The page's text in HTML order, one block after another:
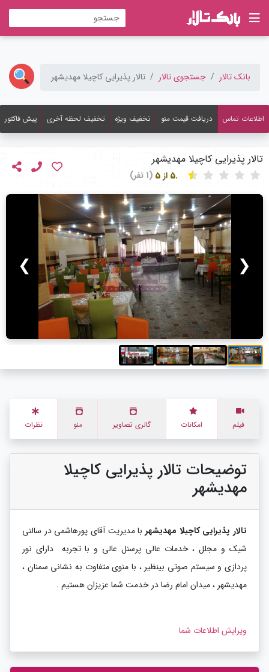
بانک تالار جستجوی تالار تالار پذیرایی کاچیلا مهدیشهر
اطلاعات تماس دریافت قیمت منو تخفیف ویژه تخفیف لحظه آخری پیش فاکتور
تالار پذیرایی کاچیلا مهدیشهر
.5 از 5 (1 نفر)
❮
❯
فیلم امکانات گالری تصاویر منو نظرات
توضیحات تالار پذیرایی کاچیلا
مهدیشهر
تالار پذیرایی کاچیلا مهدیشهر با مدیریت آقای پورهاشمی در سالنی
شیک و مجلل ، خدمات عالی پرسنل عالی و با تجربه دارای نور
پردازی و سیستم صوتی بینظیر ، با منوی متفاوت به نشانی سمنان ،
مهدیشهر ، میدان امام رضا در خدمت شما عزیزان هستیم .
ویرایش اطلاعات شما